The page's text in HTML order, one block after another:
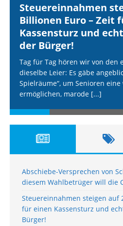
Steuereinnahmen
Billionen Euro – Zeit
Kassensturz und
der Bürger!
Tag für Tag hören wir von den
dieselbe Leier: Es gäbe
Spielräume“, um Senioren
ermöglichen, marode [...]
Abschiebe-Versprechen von
diesem Wahlbetrüger will die
Steuereinnahmen steigen auf
für einen Kassensturz und
Bürger!